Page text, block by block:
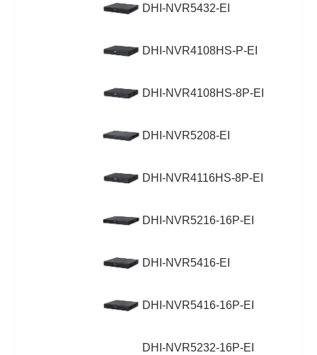
DHI-NVR5432-EI
DHI-NVR4108HS-P-EI
DHI-NVR4108HS-8P-EI
DHI-NVR5208-EI
DHI-NVR4116HS-8P-EI
DHI-NVR5216-16P-EI
DHI-NVR5416-EI
DHI-NVR5416-16P-EI
DHI-NVR5232-16P-EI